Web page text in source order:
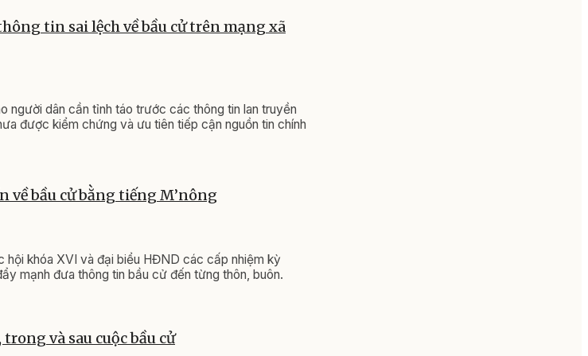
tin sai lệch về bầu cử trên mạng xã
người dân cần tỉnh táo trước các thông tin lan truyền
được kiểm chứng và ưu tiên tiếp cận nguồn tin chính
về bầu cử bằng tiếng M’nông
hội khóa XVI và đại biểu HĐND các cấp nhiệm kỳ
mạnh đưa thông tin bầu cử đến từng thôn, buôn.
và sau cuộc bầu cử